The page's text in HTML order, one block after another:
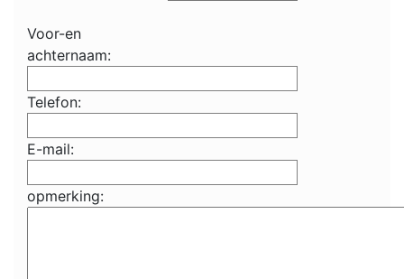
Voor-en
achternaam:
Telefon:
E-mail:
opmerking: